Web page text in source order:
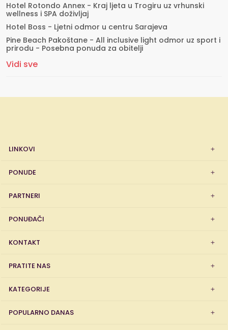
Hotel Rotondo Annex - Kraj ljeta u Trogiru uz vrhunski
wellness i SPA doživljaj
Hotel Boss - Ljetni odmor u centru Sarajeva
Pine Beach Pakoštane - All inclusive light odmor uz sport i
prirodu - Posebna ponuda za obitelji
Vidi sve
LINKOVI
PONUDE
PARTNERI
PONUĐAČI
KONTAKT
PRATITE NAS
KATEGORIJE
POPULARNO DANAS